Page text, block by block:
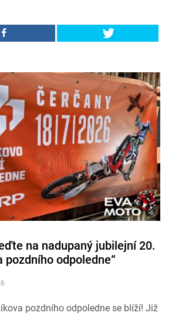
na nadupaný jubilejní 20.
pozdního odpoledne“
pozdního odpoledne se blíží! Již